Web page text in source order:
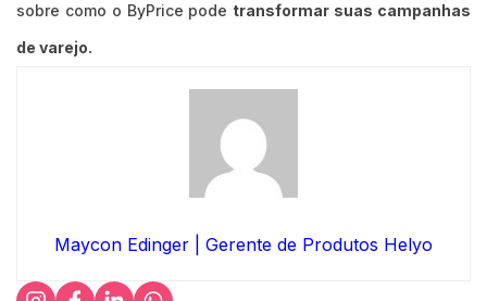
sobre como o ByPrice pode transformar suas campanhas
de varejo.
Maycon Edinger | Gerente de Produtos Helyo